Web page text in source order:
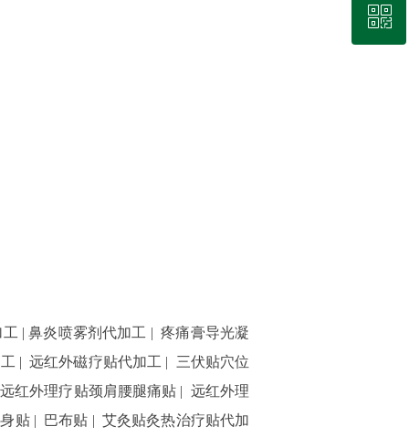
|鼻炎喷雾剂代加工 |疼痛膏导光凝
|远红外磁疗贴代加工 | 三伏贴穴位
远红外理疗贴颈肩腰腿痛贴 | 远红外理
贴| 巴布贴 | 艾灸贴灸热治疗贴代加
QQ客服
ꀥ